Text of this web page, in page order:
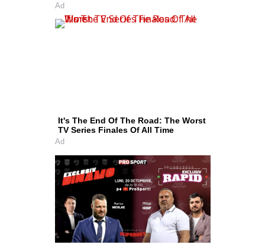
Ad
It's The End Of The Road: The Worst
TV Series Finales Of All Time
Ad